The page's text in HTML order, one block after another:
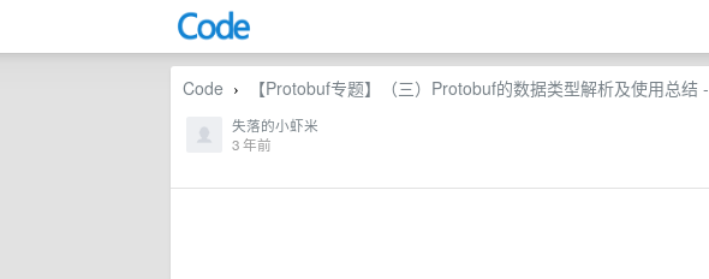
Code › 【Protobuf专题】（三）Protobuf的数据类型解析及使用总结 -
失落的小虾米
3 年前